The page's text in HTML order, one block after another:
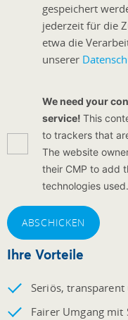
gespeichert
jederzeit für die
etwa die
unserer
We need your
service! This
to trackers that
The website
their CMP to add
technologies used.
ABSCHICKEN
Ihre Vorteile
Seriös,
Fairer Umgang mit